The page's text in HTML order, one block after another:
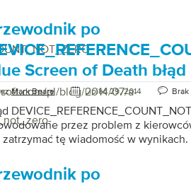
pl/blog/2014/07/a-
po
Screen of Death błąd
Mark Beare Lipiec 29, 2014
przez problem z
zatrzymać tę wiadomość w wynikach.
po